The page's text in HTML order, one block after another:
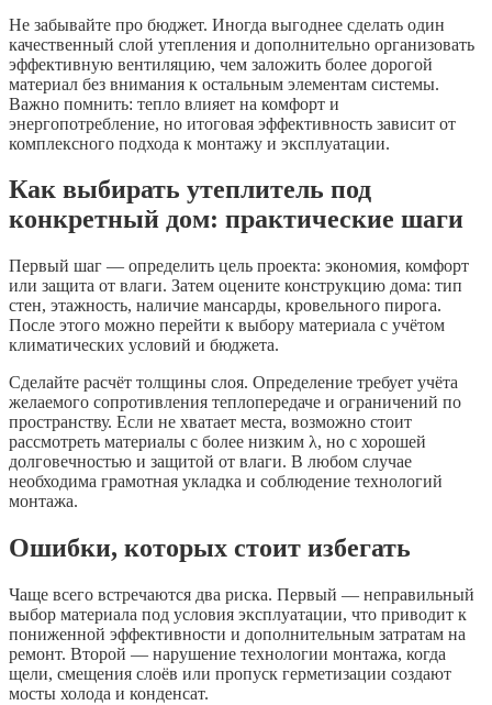
Не забывайте про бюджет. Иногда выгоднее сделать один
качественный слой утепления и дополнительно организовать
эффективную вентиляцию, чем заложить более дорогой
материал без внимания к остальным элементам системы.
Важно помнить: тепло влияет на комфорт и
энергопотребление, но итоговая эффективность зависит от
комплексного подхода к монтажу и эксплуатации.
Как выбирать утеплитель под
конкретный дом: практические шаги
Первый шаг — определить цель проекта: экономия, комфорт
или защита от влаги. Затем оцените конструкцию дома: тип
стен, этажность, наличие мансарды, кровельного пирога.
После этого можно перейти к выбору материала с учётом
климатических условий и бюджета.
Сделайте расчёт толщины слоя. Определение требует учёта
желаемого сопротивления теплопередаче и ограничений по
пространству. Если не хватает места, возможно стоит
рассмотреть материалы с более низким λ, но с хорошей
долговечностью и защитой от влаги. В любом случае
необходима грамотная укладка и соблюдение технологий
монтажа.
Ошибки, которых стоит избегать
Чаще всего встречаются два риска. Первый — неправильный
выбор материала под условия эксплуатации, что приводит к
пониженной эффективности и дополнительным затратам на
ремонт. Второй — нарушение технологии монтажа, когда
щели, смещения слоёв или пропуск герметизации создают
мосты холода и конденсат.